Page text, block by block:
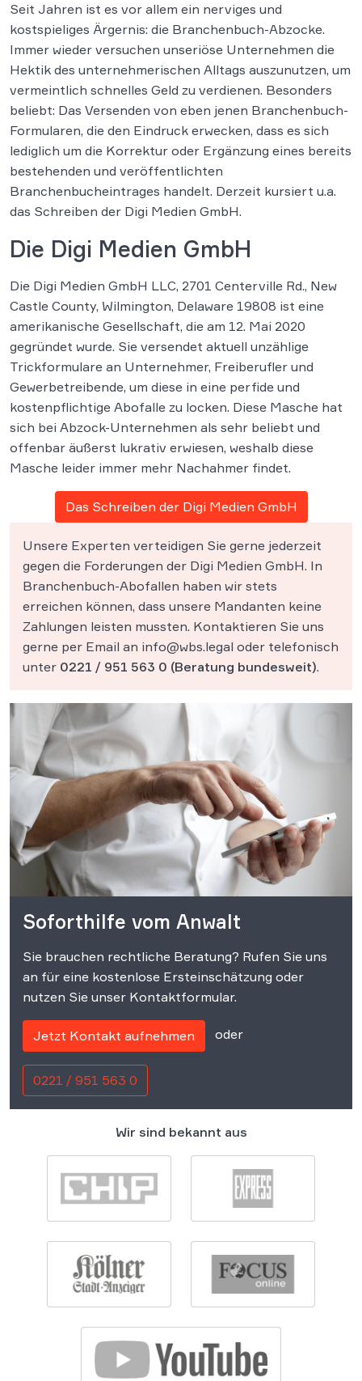
Seit Jahren ist es vor allem ein nerviges und
kostspieliges Ärgernis: die Branchenbuch-Abzocke.
Immer wieder versuchen unseriöse Unternehmen die
Hektik des unternehmerischen Alltags auszunutzen, um
vermeintlich schnelles Geld zu verdienen. Besonders
beliebt: Das Versenden von eben jenen Branchenbuch-
Formularen, die den Eindruck erwecken, dass es sich
lediglich um die Korrektur oder Ergänzung eines bereits
bestehenden und veröffentlichten
Branchenbucheintrages handelt. Derzeit kursiert u.a.
das Schreiben der Digi Medien GmbH.
Die Digi Medien GmbH
Die Digi Medien GmbH LLC, 2701 Centerville Rd., New
Castle County, Wilmington, Delaware 19808 ist eine
amerikanische Gesellschaft, die am 12. Mai 2020
gegründet wurde. Sie versendet aktuell unzählige
Trickformulare an Unternehmer, Freiberufler und
Gewerbetreibende, um diese in eine perfide und
kostenpflichtige Abofalle zu locken. Diese Masche hat
sich bei Abzock-Unternehmen als sehr beliebt und
offenbar äußerst lukrativ erwiesen, weshalb diese
Masche leider immer mehr Nachahmer findet.
Das Schreiben der Digi Medien GmbH
Unsere Experten verteidigen Sie gerne jederzeit
gegen die Forderungen der Digi Medien GmbH. In
Branchenbuch-Abofallen haben wir stets
erreichen können, dass unsere Mandanten keine
Zahlungen leisten mussten. Kontaktieren Sie uns
gerne per Email an info@wbs.legal oder telefonisch
unter 0221 / 951 563 0 (Beratung bundesweit).
Soforthilfe vom Anwalt
Sie brauchen rechtliche Beratung? Rufen Sie uns
an für eine kostenlose Ersteinschätzung oder
nutzen Sie unser Kontaktformular.
Jetzt Kontakt aufnehmen oder
0221 / 951 563 0
Wir sind bekannt aus